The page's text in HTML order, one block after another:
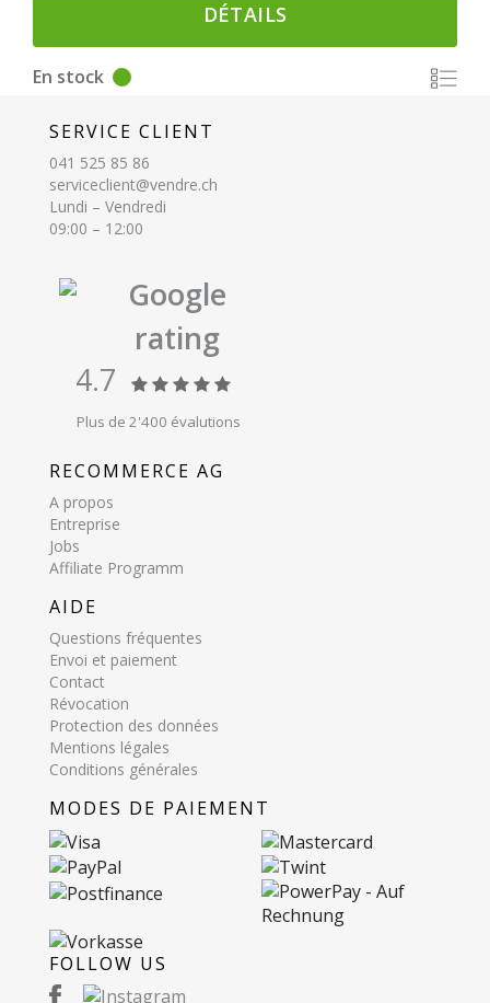
DÉTAILS
En stock
SERVICE CLIENT
041 525 85 86
serviceclient@vendre.ch
Lundi – Vendredi
09:00 – 12:00
Google
rating
4.7
Plus de 2'400 évalutions
RECOMMERCE AG
A propos
Entreprise
Jobs
Affiliate Programm
AIDE
Questions fréquentes
Envoi et paiement
Contact
Révocation
Protection des données
Mentions légales
Conditions générales
MODES DE PAIEMENT
FOLLOW US